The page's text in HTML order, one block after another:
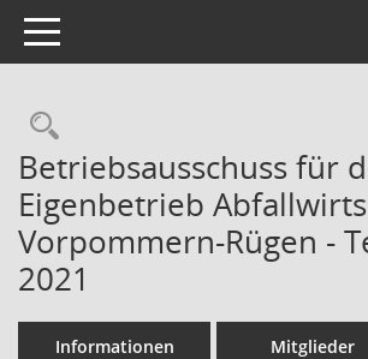
Toggle navigation
Rechercheauswahl
Betriebsausschuss für
Eigenbetrieb
Vorpommern-Rügen -
2021
Informationen Mitglieder